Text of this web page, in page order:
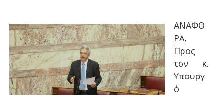
ΑΝΑΦΟ
ΡΑ,
Προς
τον κ.
Υπουργ
ό